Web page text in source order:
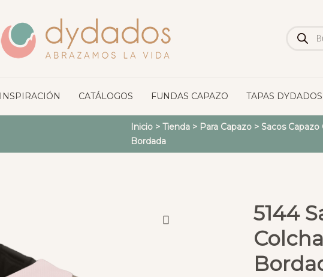
de
INSPIRACIÓN CATÁLOGOS FUNDAS CAPAZO TAPAS DYDADOS
Inicio> Tienda> Para Capazo> Sacos Capazo
Bordada
5144